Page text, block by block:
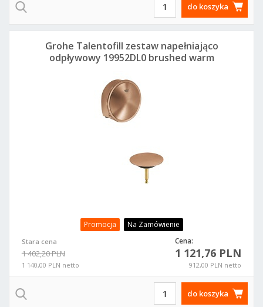
do koszyka
Promocja Na Zamówienie
Stara cena
1 402,20 PLN
1 140,00 PLN netto
Cena:
1 121,76 PLN
912,00 PLN netto
Grohe Talentofill zestaw napełniająco
odpływowy 19952DL0 brushed warm
do koszyka